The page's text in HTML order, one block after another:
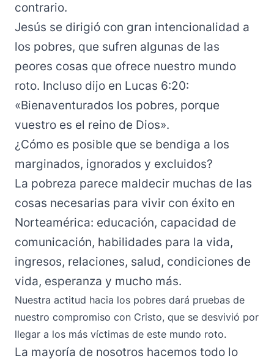
contrario.
Jesús se dirigió con gran intencionalidad a
los pobres, que sufren algunas de las
peores cosas que ofrece nuestro mundo
roto. Incluso dijo en Lucas 6:20:
«Bienaventurados los pobres, porque
vuestro es el reino de Dios».
¿Cómo es posible que se bendiga a los
marginados, ignorados y excluidos?
La pobreza parece maldecir muchas de las
cosas necesarias para vivir con éxito en
Norteamérica: educación, capacidad de
comunicación, habilidades para la vida,
ingresos, relaciones, salud, condiciones de
vida, esperanza y mucho más.
Nuestra actitud hacia los pobres dará pruebas de
nuestro compromiso con Cristo, que se desvivió por
llegar a los más víctimas de este mundo roto.
La mayoría de nosotros hacemos todo lo